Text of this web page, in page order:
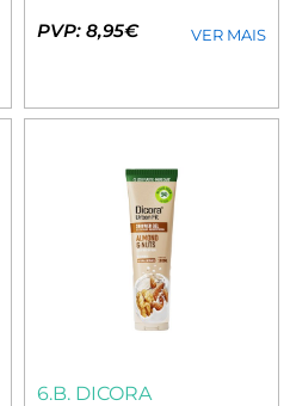
PVP: 8,95€ VER MAIS
6.B. DICORA